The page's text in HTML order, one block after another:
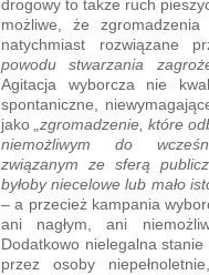
drogowy to także ruch
możliwe, że
natychmiast rozwiązane
powodu stwarzania
Agitacja wyborcza nie
spontaniczne,
jako „zgromadzenie, które
niemożliwym do
związanym ze sferą
byłoby niecelowe lub mało
– a przecież kampania
ani nagłym, ani
Dodatkowo nielegalna
przez osoby